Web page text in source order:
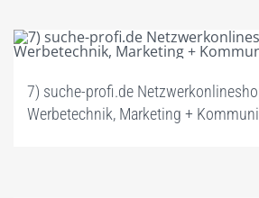
7) suche-profi.de
Werbetechnik, Marketing +